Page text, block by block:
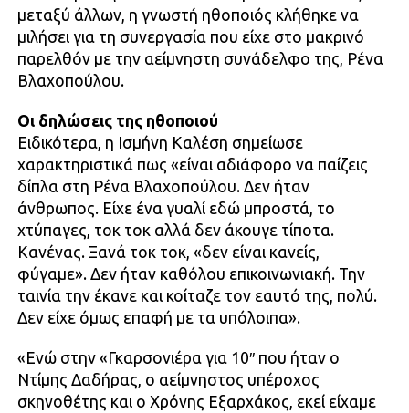
μεταξύ άλλων, η γνωστή ηθοποιός κλήθηκε να
μιλήσει για τη συνεργασία που είχε στο μακρινό
παρελθόν με την αείμνηστη συνάδελφο της, Ρένα
Βλαχοπούλου.
Oι δηλώσεις της ηθοποιού
Ειδικότερα, η Ισμήνη Καλέση σημείωσε
χαρακτηριστικά πως «είναι αδιάφορο να παίζεις
δίπλα στη Ρένα Βλαχοπούλου. Δεν ήταν
άνθρωπος. Είχε ένα γυαλί εδώ μπροστά, το
χτύπαγες, τοκ τοκ αλλά δεν άκουγε τίποτα.
Κανένας. Ξανά τοκ τοκ, «δεν είναι κανείς,
φύγαμε». Δεν ήταν καθόλου επικοινωνιακή. Την
ταινία την έκανε και κοίταζε τον εαυτό της, πολύ.
Δεν είχε όμως επαφή με τα υπόλοιπα».
«Ενώ στην «Γκαρσονιέρα για 10″ που ήταν ο
Ντίμης Δαδήρας, ο αείμνηστος υπέροχος
σκηνοθέτης και ο Χρόνης Εξαρχάκος, εκεί είχαμε